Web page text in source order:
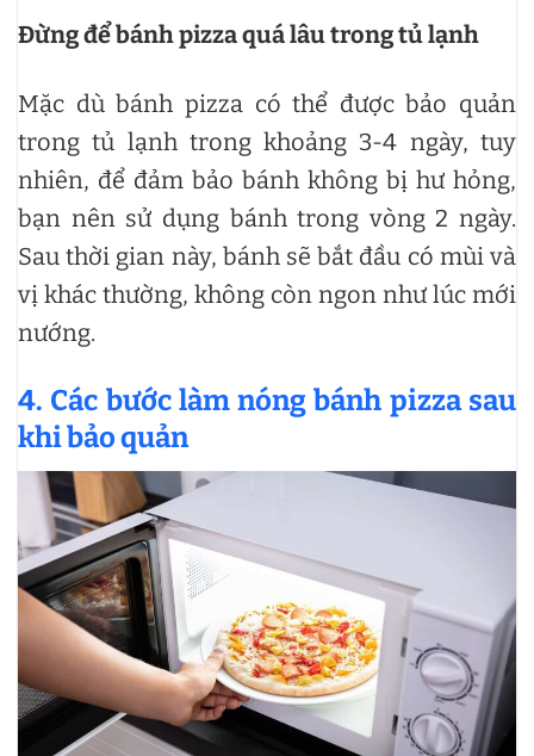
Đừng để bánh pizza quá lâu trong tủ lạnh
Mặc dù bánh pizza có thể được bảo quản
trong tủ lạnh trong khoảng 3-4 ngày, tuy
nhiên, để đảm bảo bánh không bị hư hỏng,
bạn nên sử dụng bánh trong vòng 2 ngày.
Sau thời gian này, bánh sẽ bắt đầu có mùi và
vị khác thường, không còn ngon như lúc mới
nướng.
4. Các bước làm nóng bánh pizza sau
khi bảo quản